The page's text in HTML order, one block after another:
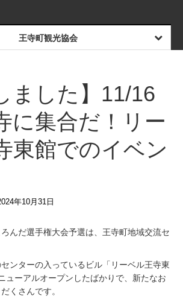
王寺町観光協会
ました】11/16
に集合だ！リー
東館でのイベン
年10月31日
4
2
日
んだ選手権大会予選は、王寺町地域交流セ
ンターの入っているビル「リーベル王寺東
ューアルオープンしたばかりで、新たなお
くさんです。